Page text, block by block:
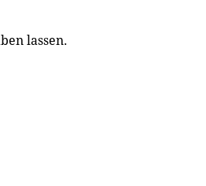
lassen.